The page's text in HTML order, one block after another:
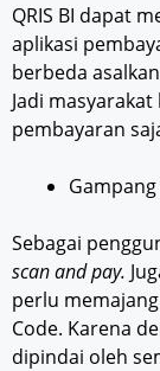
QRIS BI dapat
aplikasi
berbeda
Jadi
pembayaran
Gampang
Sebagai
scan and pay.
perlu
Code. Karena
dipindai oleh